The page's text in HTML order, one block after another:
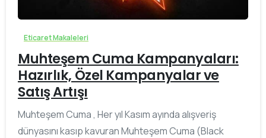
Eticaret Makaleleri
Muhteşem Cuma Kampanyaları:
Hazırlık, Özel Kampanyalar ve
Satış Artışı
Muhteşem Cuma , Her yıl Kasım ayında alışveriş
dünyasını kasıp kavuran Muhteşem Cuma (Black